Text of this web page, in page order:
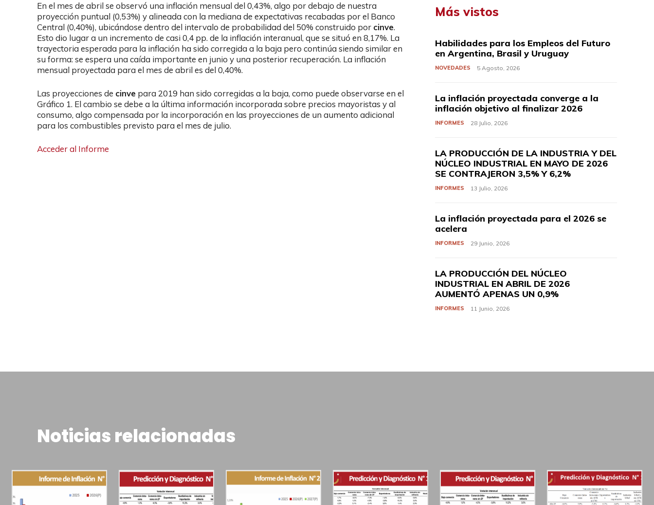
En el mes de abril se observó una inflación mensual del 0,43%, algo por debajo de nuestra
proyección puntual (0,53%) y alineada con la mediana de expectativas recabadas por el Banco
Central (0,40%), ubicándose dentro del intervalo de probabilidad del 50% construido por cinve.
Esto dio lugar a un incremento de casi 0,4 pp. de la inflación interanual, que se situó en 8,17%. La
trayectoria esperada para la inflación ha sido corregida a la baja pero continúa siendo similar en
su forma: se espera una caída importante en junio y una posterior recuperación. La inflación
mensual proyectada para el mes de abril es del 0,40%.
Las proyecciones de cinve para 2019 han sido corregidas a la baja, como puede observarse en el
Gráfico 1. El cambio se debe a la última información incorporada sobre precios mayoristas y al
consumo, algo compensada por la incorporación en las proyecciones de un aumento adicional
para los combustibles previsto para el mes de julio.
Acceder al Informe
Más vistos
Habilidades para los Empleos del Futuro
en Argentina, Brasil y Uruguay
NOVEDADES 5 Agosto, 2026
La inflación proyectada converge a la
inflación objetivo al finalizar 2026
INFORMES 28 Julio, 2026
LA PRODUCCIÓN DE LA INDUSTRIA Y DEL
NÚCLEO INDUSTRIAL EN MAYO DE 2026
SE CONTRAJERON 3,5% Y 6,2%
INFORMES 13 Julio, 2026
La inflación proyectada para el 2026 se
acelera
INFORMES 29 Junio, 2026
LA PRODUCCIÓN DEL NÚCLEO
INDUSTRIAL EN ABRIL DE 2026
AUMENTÓ APENAS UN 0,9%
INFORMES 11 Junio, 2026
Noticias relacionadas